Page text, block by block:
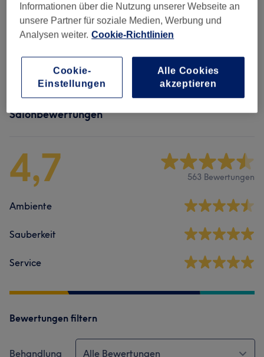
Herren - Haarschnitte & Stylings (2) ab 25 €
Kinder - Haarschnitte & Stylings (1)
Damen - Colorationen ab 25 €
Salonbewertungen
4,7 563 Bewertungen
Ambiente
Sauberkeit
Service
Bewertungen filtern
Behandlung Alle Bewertungen
Informationen über die Nutzung unserer Webseite an
unsere Partner für soziale Medien, Werbung und
Analysen weiter. Cookie-Richtlinien
Cookie-
Einstellungen
Alle Cookies
akzeptieren